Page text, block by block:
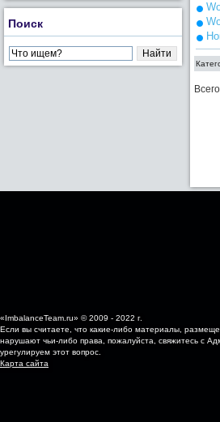
Поиск
«ImbalanceTeam.ru» © 2009 - 2022 г.
Если вы считаете, что какие-либо материалы,
нарушают чьи-либо права, пожалуйста, свяжитесь с
урегулируем этот вопрос.
Карта сайта